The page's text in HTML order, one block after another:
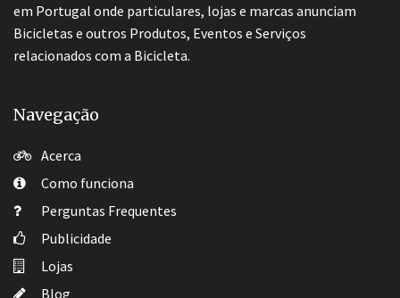
em Portugal onde particulares, lojas e marcas anunciam
Bicicletas e outros Produtos, Eventos e Serviços
relacionados com a Bicicleta.
Navegação
Acerca
Como funciona
Perguntas Frequentes
Publicidade
Lojas
Blog